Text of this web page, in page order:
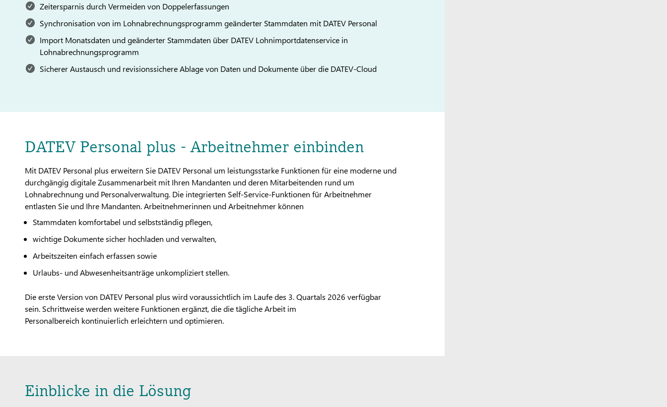
Zeitersparnis durch Vermeiden von Doppelerfassungen
Synchronisation von im Lohnabrechnungsprogramm geänderter Stammdaten mit DATEV Personal
Import Monatsdaten und geänderter Stammdaten über DATEV Lohnimportdatenservice in
Lohnabrechnungsprogramm
Sicherer Austausch und revisionssichere Ablage von Daten und Dokumente über die DATEV-Cloud
DATEV Personal plus - Arbeitnehmer einbinden
Mit DATEV Personal plus erweitern Sie DATEV Personal um leistungsstarke Funktionen für eine moderne und
durchgängig digitale Zusammenarbeit mit Ihren Mandanten und deren Mitarbeitenden rund um
Lohnabrechnung und Personalverwaltung. Die integrierten Self-Service-Funktionen für Arbeitnehmer
entlasten Sie und Ihre Mandanten. Arbeitnehmerinnen und Arbeitnehmer können
Stammdaten komfortabel und selbstständig pflegen,
wichtige Dokumente sicher hochladen und verwalten,
Arbeitszeiten einfach erfassen sowie
Urlaubs- und Abwesenheitsanträge unkompliziert stellen.
Die erste Version von DATEV Personal plus wird voraussichtlich im Laufe des 3. Quartals 2026 verfügbar
sein. Schrittweise werden weitere Funktionen ergänzt, die die tägliche Arbeit im
Personalbereich kontinuierlich erleichtern und optimieren.
Einblicke in die Lösung